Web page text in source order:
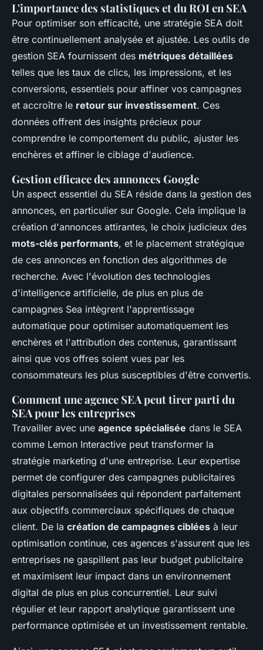
L'importance des statistiques et du ROI en SEA
Pour optimiser son efficacité, une stratégie SEA doit
être continuellement analysée et ajustée. Les outils de
gestion SEA fournissent des métriques détaillées
telles que les taux de clics, les impressions, et les
conversions, essentiels pour affiner vos campagnes
et accroître le retour sur investissement. Ces
données offrent des insights précieux pour
comprendre le comportement du public, ajuster les
enchères et affiner le ciblage d'audience.
Gestion efficace des annonces Google
Un aspect essentiel du SEA réside dans la gestion des
annonces, en particulier sur Google. Cela implique la
création d'annonces attirantes, le choix judicieux des
mots-clés performants, et le placement stratégique
de ces annonces en fonction des algorithmes de
recherche. Avec l'évolution des technologies
d'intelligence artificielle, de plus en plus de
campagnes Sea intègrent l'apprentissage
automatique pour optimiser automatiquement les
enchères et l'attribution des contenus, garantissant
ainsi que vos offres soient vues par les
consommateurs les plus susceptibles d'être convertis.
Comment une agence SEA peut tirer parti du
SEA pour les entreprises
Travailler avec une agence spécialisée dans le SEA
comme Lemon Interactive peut transformer la
stratégie marketing d'une entreprise. Leur expertise
permet de configurer des campagnes publicitaires
digitales personnalisées qui répondent parfaitement
aux objectifs commerciaux spécifiques de chaque
client. De la création de campagnes ciblées à leur
optimisation continue, ces agences s'assurent que les
entreprises ne gaspillent pas leur budget publicitaire
et maximisent leur impact dans un environnement
digital de plus en plus concurrentiel. Leur suivi
régulier et leur rapport analytique garantissent une
performance optimisée et un investissement rentable.